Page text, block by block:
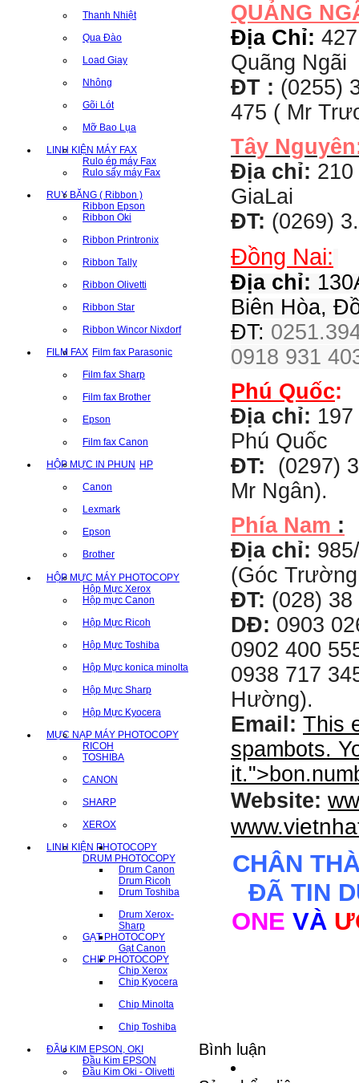
Thanh Nhiệt
Qua Đào
Load Giay
Nhông
Gõi Lót
Mỡ Bao Lụa
LINH KIỆN MÁY FAX
Rulo ép máy Fax
Rulo sấy máy Fax
RUY BĂNG ( Ribbon )
Ribbon Epson
Ribbon Oki
Ribbon Printronix
Ribbon Tally
Ribbon Olivetti
Ribbon Star
Ribbon Wincor Nixdorf
FILM FAX Film fax Parasonic
Film fax Sharp
Film fax Brother
Epson
Film fax Canon
HỘP MỰC IN PHUN HP
Canon
Lexmark
Epson
Brother
HỘP MỰC MÁY PHOTOCOPY
Hộp Mực Xerox
Hộp mực Canon
Hộp Mực Ricoh
Hộp Mực Toshiba
Hộp Mực konica minolta
Hộp Mực Sharp
Hộp Mực Kyocera
MỰC NẠP MÁY PHOTOCOPY
RICOH
TOSHIBA
CANON
SHARP
XEROX
LINH KIỆN PHOTOCOPY
DRUM PHOTOCOPY
Drum Canon
Drum Ricoh
Drum Toshiba
Drum Xerox-
Sharp
GẠT PHOTOCOPY
Gạt Canon
CHIP PHOTOCOPY
Chip Xerox
Chip Kyocera
Chip Minolta
Chip Toshiba
ĐẦU KIM EPSON, OKI
Đầu Kim EPSON
Đầu Kim Oki - Olivetti
QUẢNG
Địa Chỉ:
Quãng Ngãi
ĐT : (0255)
475 ( Mr
Tây
Địa chỉ:
GiaLai
ĐT: (0269)
Đồng Nai:
Địa chỉ:
Biên Hòa,
ĐT:
0918 931
Phú Quốc:
Địa chỉ:
Phú Quốc
ĐT:
(0297)
Mr Ngân).
Phía Nam :
Địa chỉ:
(Góc
ĐT: (028)
DĐ: 0903
0902 400
0938 717
Hường).
Email: This
spambots.
it.">
Website:
CHÂN
ĐÃ TIN
ONE VÀ
Bình luận